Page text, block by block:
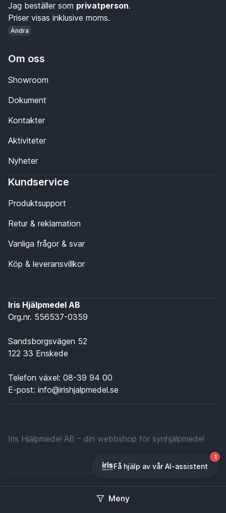
Meny
Jag beställer som privatperson.
Priser visas inklusive moms.
Ändra
Om oss
Showroom
Dokument
Kontakter
Aktiviteter
Nyheter
Kundservice
Produktsupport
Retur & reklamation
Vanliga frågor & svar
Köp & leveransvillkor
Iris Hjälpmedel AB
Org.nr. 556537-0359
Sandsborgsvägen 52
122 33 Enskede
Telefon växel: 08-39 94 00
E-post: info@irishjalpmedel.se
Iris Hjälpmedel AB – din webbshop för synhjälpmedel